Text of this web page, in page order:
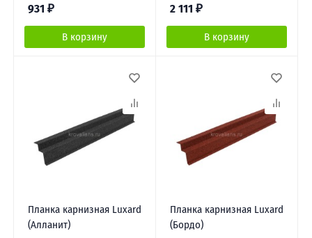
931 ₽
В корзину
2 111 ₽
В корзину
Планка карнизная Luxard
(Алланит)
Планка карнизная Luxard
(Бордо)